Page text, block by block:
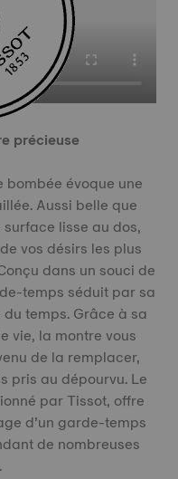
précieuse
évoque une
Aussi belle que
lisse au dos,
vos désirs les plus
dans un souci de
temps séduit par sa
temps. Grâce à sa
vie, la montre vous
de la remplacer,
pris au dépourvu. Le
par Tissot, offre
d’un garde-temps
de nombreuses